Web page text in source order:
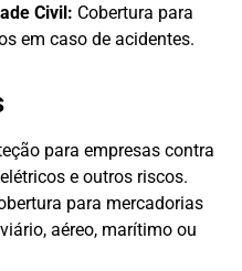
Civil: Cobertura para
em caso de acidentes.
para empresas contra
e outros riscos.
para mercadorias
aéreo, marítimo ou